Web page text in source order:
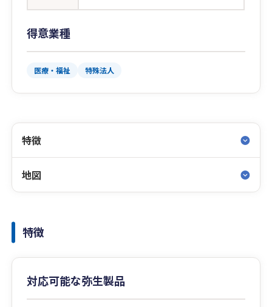
得意業種
医療・福祉 特殊法人
特徴
地図
特徴
対応可能な弥生製品